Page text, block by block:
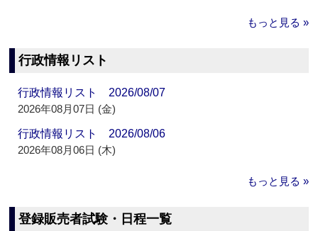
もっと見る »
行政情報リスト
行政情報リスト 2026/08/07
2026年08月07日 (金)
行政情報リスト 2026/08/06
2026年08月06日 (木)
もっと見る »
登録販売者試験・日程一覧